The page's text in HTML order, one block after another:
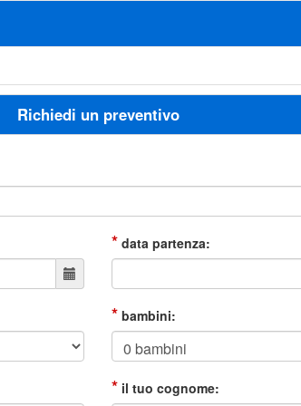
Richiedi un preventivo
* data partenza:
* bambini:
* il tuo cognome: